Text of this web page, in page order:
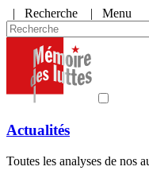
| Recherche | Menu
Actualités
Toutes les analyses de nos